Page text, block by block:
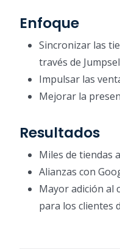
Enfoque
Sincronizar las
través de
Impulsar las
Mejorar la
Resultados
Miles de tiendas
Alianzas con
Mayor adición al
para los clientes